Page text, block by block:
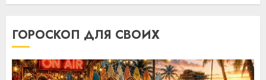
ГОРОСКОП ДЛЯ СВОИХ